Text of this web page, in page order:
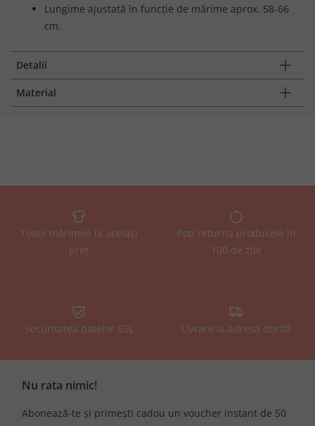
Lungime ajustată în funcție de mărime aprox. 58-66
cm.
Detalii
Material
Toate mărimile la același
preț
Poți returna produsele în
100 de zile
Securitatea datelor SSL Livrare la adresa dorită
Nu rata nimic!
Abonează-te și primești cadou un voucher instant de 50